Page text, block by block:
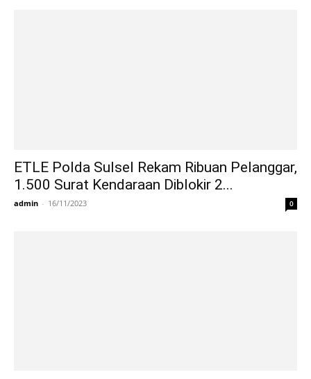
ETLE Polda Sulsel Rekam Ribuan Pelanggar,
1.500 Surat Kendaraan Diblokir 2...
admin - 16/11/2023 0